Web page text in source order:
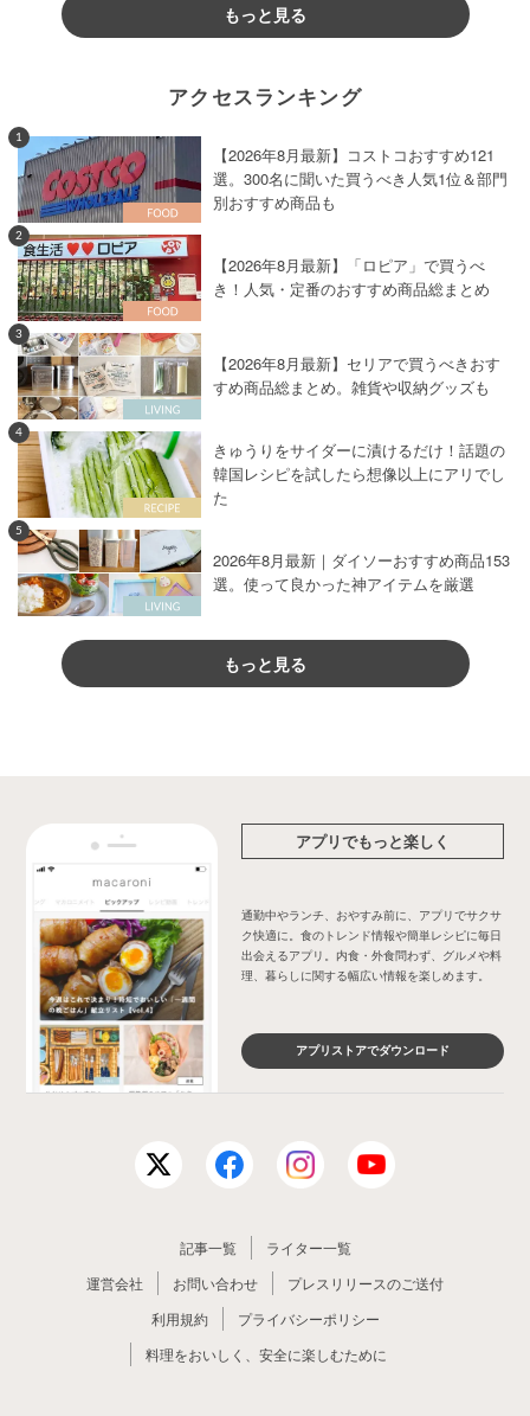
もっと見る
アクセスランキング
1
【2026年8月最新】コストコおすすめ121
選。300名に聞いた買うべき人気1位＆部門
別おすすめ商品も
2
【2026年8月最新】「ロピア」で買うべ
き！人気・定番のおすすめ商品総まとめ
3
【2026年8月最新】セリアで買うべきおす
すめ商品総まとめ。雑貨や収納グッズも
4
きゅうりをサイダーに漬けるだけ！話題の
韓国レシピを試したら想像以上にアリでし
た
5
2026年8月最新｜ダイソーおすすめ商品153
選。使って良かった神アイテムを厳選
もっと見る
アプリでもっと楽しく
通勤中やランチ、おやすみ前に、アプリでサクサ
ク快適に。食のトレンド情報や簡単レシピに毎日
出会えるアプリ。内食・外食問わず、グルメや料
理、暮らしに関する幅広い情報を楽しめます。
アプリストアでダウンロード
記事一覧
ライター一覧
運営会社
お問い合わせ
プレスリリースのご送付
利用規約
プライバシーポリシー
料理をおいしく、安全に楽しむために